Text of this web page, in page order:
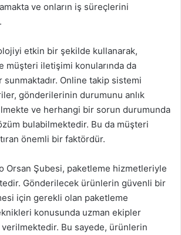
ve onların iş süreçlerini
etkin bir şekilde kullanarak,
müşteri iletişimi konularında da
Online takip sistemi
gönderilerinin durumunu anlık
ve herhangi bir sorun durumunda
bulabilmektedir. Bu da müşteri
önemli bir faktördür.
Orsan Şubesi, paketleme hizmetleriyle
Gönderilecek ürünlerin güvenli bir
için gerekli olan paketleme
konusunda uzman ekipler
verilmektedir. Bu sayede, ürünlerin